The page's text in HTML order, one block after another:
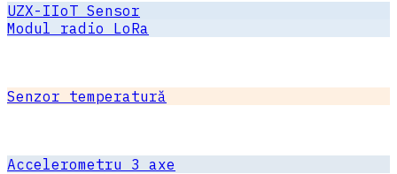
UZX-IIoT Sensor
Modul radio LoRa
Senzor temperatură
Accelerometru 3 axe